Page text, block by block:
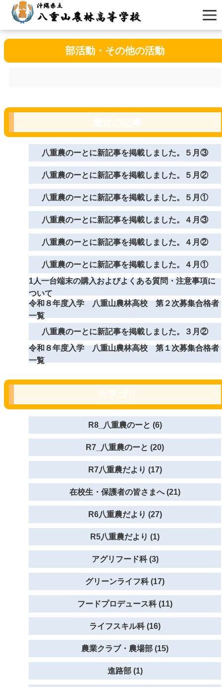
部活動・その他の活動
八重農のーとに新記事を掲載しました。５月③
八重農のーとに新記事を掲載しました。５月②
八重農のーとに新記事を掲載しました。５月①
八重農のーとに新記事を掲載しました。４月③
八重農のーとに新記事を掲載しました。４月②
八重農のーとに新記事を掲載しました。４月①
1人一台端末の購入およびよくある質問・注意事項に
ついて
令和８年度入学 八重山農林高校 第２次募集合格者
一覧
八重農のーとに新記事を掲載しました。３月②
令和８年度入学 八重山農林高校 第１次募集合格者
一覧
R8_八重農のーと (6)
R7_八重農のーと (20)
R7八重農だより (17)
在校生・保護者の皆さまへ (21)
R6八重農だより (27)
R5八重農だより (1)
アグリフード科 (3)
グリーンライフ科 (17)
フードプロデュース科 (11)
ライフスキル科 (16)
農業クラブ・農場部 (15)
進路部 (1)